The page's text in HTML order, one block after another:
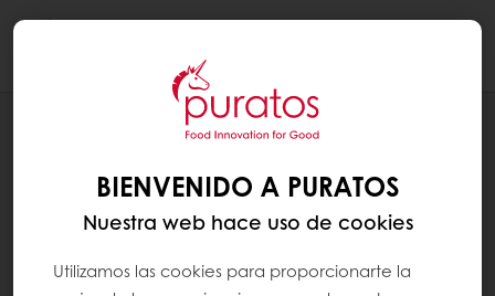
BIENVENIDO A PURATOS
Nuestra web hace uso de cookies
Utilizamos las cookies para proporcionarte la